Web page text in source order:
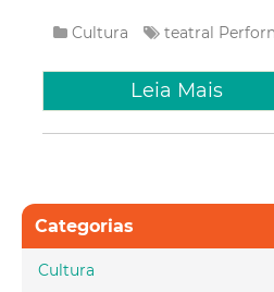
Cultura teatral
Leia Mais
Categorias
Cultura